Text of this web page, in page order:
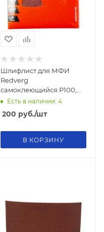
Шлифлист для МФИ
Redverg
самоклеющийся Р100,
93мм (5шт)
Есть в наличии: 4
200 руб./шт
В КОРЗИНУ